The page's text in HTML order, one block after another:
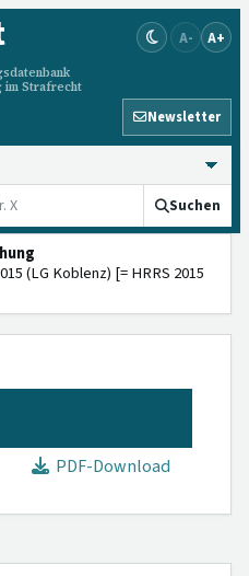
im Strafrecht
A- A+
Newsletter
Suchen
(LG Koblenz) [= HRRS 2015
PDF-Download